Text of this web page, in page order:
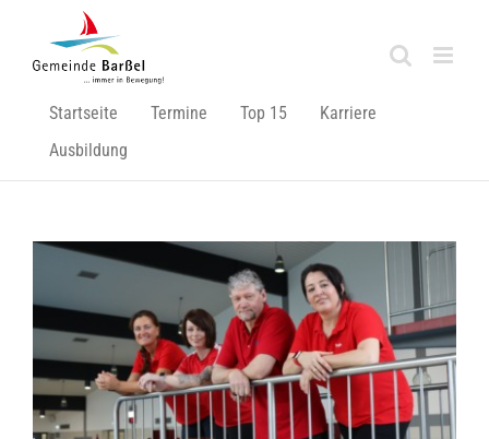
springen
Startseite Termine Top 15
Karriere
Ausbildung